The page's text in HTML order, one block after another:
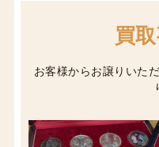
買
お客様からお譲りいた